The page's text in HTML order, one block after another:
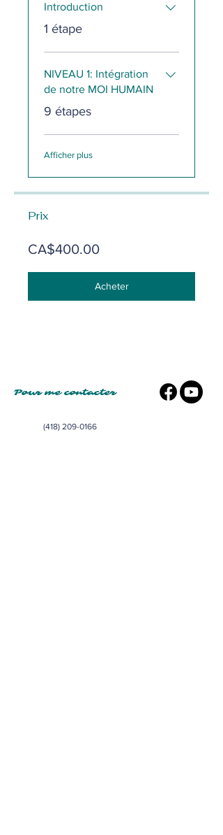
Introduction
.
1 étape
NIVEAU 1: Intégration
de notre MOI HUMAIN
.9 étapes
Afficher plus
Prix
CA$400.00
Acheter
Pour me contacter
(418) 209-0166